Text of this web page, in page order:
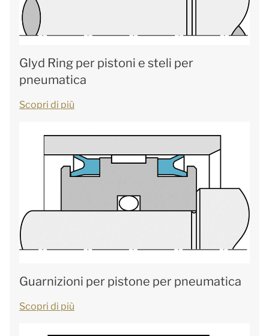
Glyd Ring per pistoni e steli per
pneumatica
Scopri di più
Guarnizioni per pistone per pneumatica
Scopri di più